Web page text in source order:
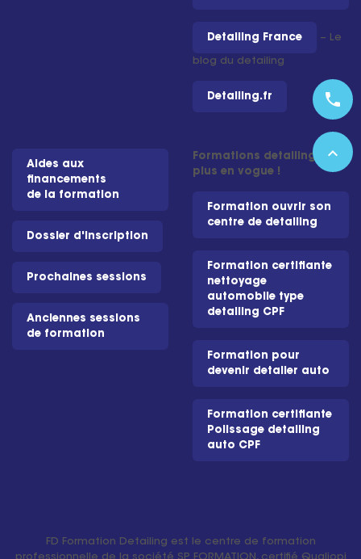
Detailing France – Le
blog du detailing
Detailing.fr
Aides aux
financements
de la formation
Dossier d'inscription
Prochaines sessions
Anciennes sessions
de formation
Formations detailing les
plus en vogue !
Formation ouvrir son
centre de detailing
Formation certifiante
nettoyage
automobile type
detailing CPF
Formation pour
devenir detailer auto
Formation certifiante
Polissage detailing
auto CPF
FD Formation Detailing est le centre de formation
professionnelle de la société SP FORMATION, certifié Qualiopi
phone
expand_less